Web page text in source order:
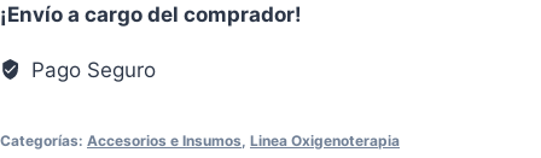
Inogen
G5
¡Envío a cargo del comprador!
Pago Seguro
Categorías: Accesorios e Insumos Linea Oxigenoterapia